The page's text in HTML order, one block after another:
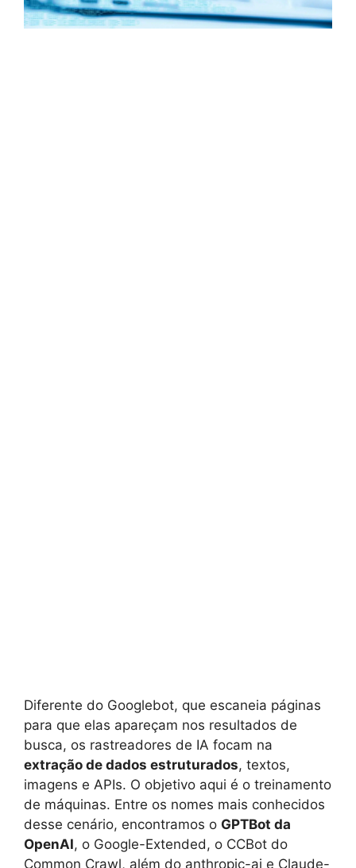
Diferente do Googlebot, que escaneia páginas
para que elas apareçam nos resultados de
busca, os rastreadores de IA focam na
extração de dados estruturados, textos,
imagens e APIs. O objetivo aqui é o treinamento
de máquinas. Entre os nomes mais conhecidos
desse cenário, encontramos o GPTBot da
OpenAI, o Google-Extended, o CCBot do
Common Crawl, além do anthropic-ai e Claude-